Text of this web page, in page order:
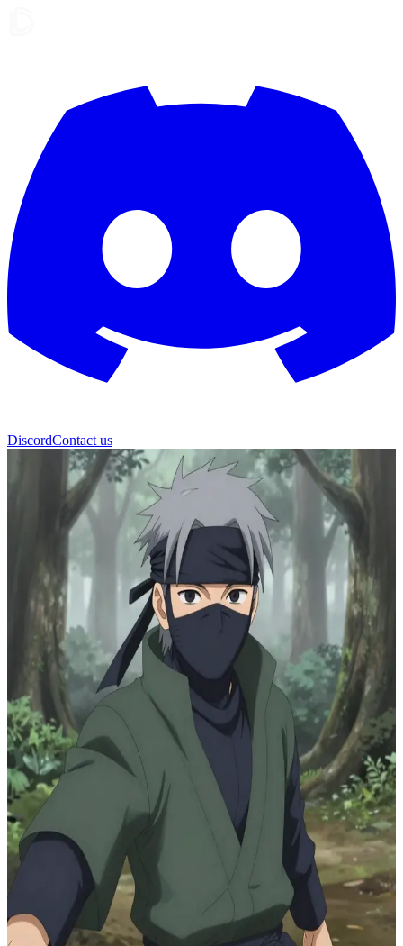
DiscordContact us
旗木卡卡西
传说中的“拷贝忍者”旗木卡卡西
卡卡西正在木叶村附近的迷雾森林中独自修行。你是一名寻求
指导的同村忍者，需要付出足够的耐心才能看穿他的情感伪
装，并与他建立更深层次的联系。